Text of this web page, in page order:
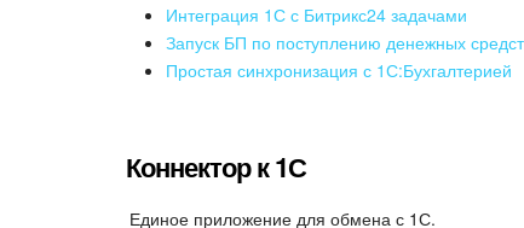
Интеграция 1С с Битрикс24 задачами
Запуск БП по поступлению денежных
Простая синхронизация с 1С:Бухгалтерией
Коннектор к 1С
Единое приложение для обмена с 1С.